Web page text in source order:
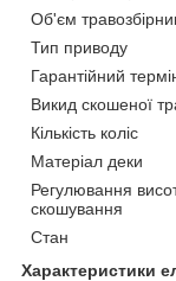
Об'єм
Тип приводу
Гарантійний
Викид скошеної
Кількість коліс
Матеріал деки
Регулювання
скошування
Стан
Характеристики